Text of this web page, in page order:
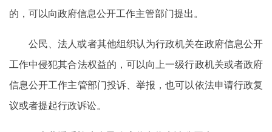
的，可以向政府信息公开工作主管部门提出。
公民、法人或者其他组织认为行政机关在政府信息公开
工作中侵犯其合法权益的，可以向上一级行政机关或者政府
信息公开工作主管部门投诉、举报，也可以依法申请行政复
议或者提起行政诉讼。